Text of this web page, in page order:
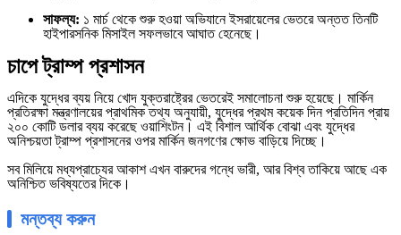
সাফল্য: ১ মার্চ থেকে শুরু হওয়া অভিযানে ইসরায়েলের ভেতরে অন্তত তিনটি
হাইপারসনিক মিসাইল সফলভাবে আঘাত হেনেছে।
চাপে ট্রাম্প প্রশাসন
এদিকে যুদ্ধের ব্যয় নিয়ে খোদ যুক্তরাষ্ট্রের ভেতরেই সমালোচনা শুরু হয়েছে। মার্কিন
প্রতিরক্ষা মন্ত্রণালয়ের প্রাথমিক তথ্য অনুযায়ী, যুদ্ধের প্রথম কয়েক দিন প্রতিদিন প্রায়
২০০ কোটি ডলার ব্যয় করেছে ওয়াশিংটন। এই বিশাল আর্থিক বোঝা এবং যুদ্ধের
অনিশ্চয়তা ট্রাম্প প্রশাসনের ওপর মার্কিন জনগণের ক্ষোভ বাড়িয়ে দিচ্ছে।
সব মিলিয়ে মধ্যপ্রাচ্যের আকাশ এখন বারুদের গন্ধে ভারী, আর বিশ্ব তাকিয়ে আছে এক
অনিশ্চিত ভবিষ্যতের দিকে।
মন্তব্য করুন